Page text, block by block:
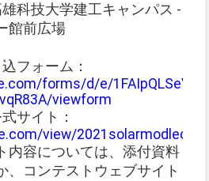
雄科技大学建工キャンパス -
館前広場
フォーム：
forms/d/e/
viewform
サイト：
view/2021solarmodlecar
内容については、添付資料
、コンテストウェブサイト